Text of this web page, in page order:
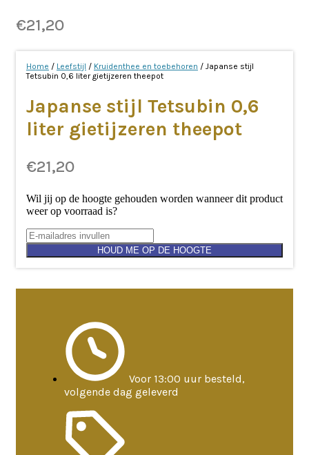
€21,20
Home / Leefstijl / Kruidenthee en toebehoren / Japanse stijl
Tetsubin 0,6 liter gietijzeren theepot
Japanse stijl Tetsubin 0,6
liter gietijzeren theepot
€21,20
Wil jij op de hoogte gehouden worden wanneer dit product
weer op voorraad is?
HOUD ME OP DE HOOGTE
Voor 13:00 uur besteld,
volgende dag geleverd